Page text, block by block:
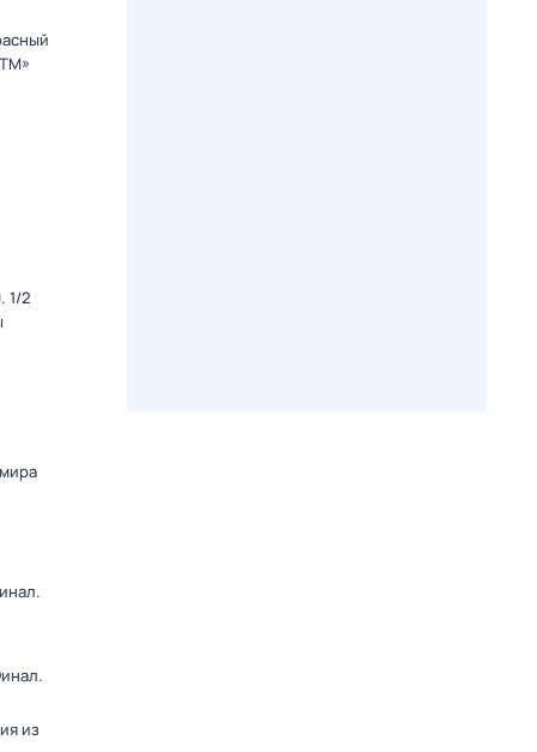
1/2
из